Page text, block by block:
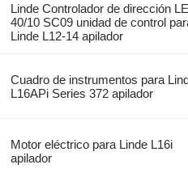
Linde Controlador de dirección
40/10 SC09 unidad de control
Linde L12-14 apilador
Cuadro de instrumentos para
L16APi Series 372 apilador
Motor eléctrico para Linde L16i
apilador